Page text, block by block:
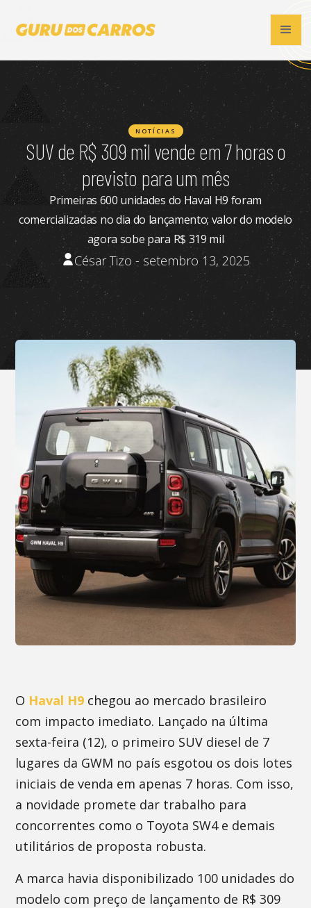
NOTÍCIAS
SUV de R$ 309 mil vende em 7 horas o
previsto para um mês
Primeiras 600 unidades do Haval H9 foram
comercializadas no dia do lançamento; valor do modelo
agora sobe para R$ 319 mil
César Tizo - setembro 13, 2025
O Haval H9 chegou ao mercado brasileiro
com impacto imediato. Lançado na última
sexta-feira (12), o primeiro SUV diesel de 7
lugares da GWM no país esgotou os dois lotes
iniciais de venda em apenas 7 horas. Com isso,
a novidade promete dar trabalho para
concorrentes como o Toyota SW4 e demais
utilitários de proposta robusta.
A marca havia disponibilizado 100 unidades do
modelo com preço de lançamento de R$ 309